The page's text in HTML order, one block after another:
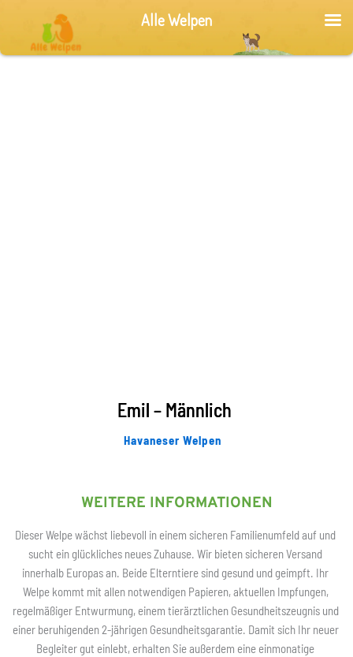
Emil – Männlich
Havaneser Welpen
WEITERE INFORMATIONEN
Dieser Welpe wächst liebevoll in einem sicheren Familienumfeld auf und
sucht ein glückliches neues Zuhause. Wir bieten sicheren Versand
innerhalb Europas an. Beide Elterntiere sind gesund und geimpft. Ihr
Welpe kommt mit allen notwendigen Papieren, aktuellen Impfungen,
regelmäßiger Entwurmung, einem tierärztlichen Gesundheitszeugnis und
einer beruhigenden 2-jährigen Gesundheitsgarantie. Damit sich Ihr neuer
Begleiter gut einlebt, erhalten Sie außerdem eine einmonatige
Alle Welpen